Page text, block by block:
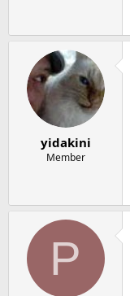
yidakini
Member
P